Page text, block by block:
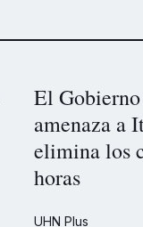
El
amenaza a
elimina los
horas
UHN Plus